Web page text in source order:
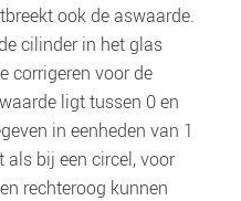
ook de aswaarde.
cilinder in het glas
corrigeren voor de
ligt tussen 0 en
in eenheden van 1
als bij een circel, voor
rechteroog kunnen